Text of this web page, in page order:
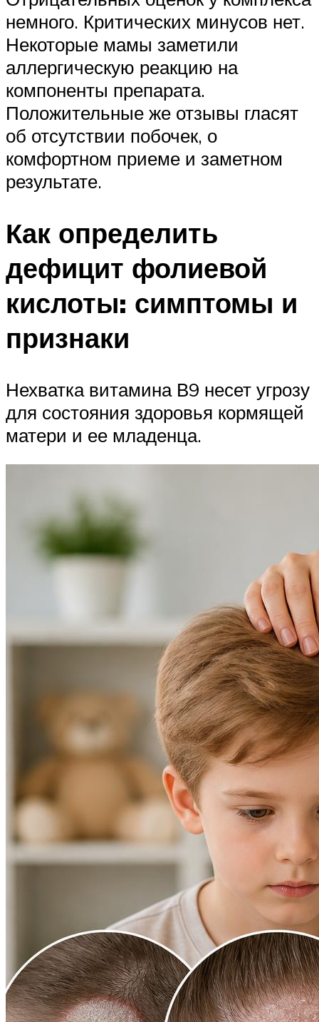
немного. Критических минусов нет.
Некоторые мамы заметили
аллергическую реакцию на
компоненты препарата.
Положительные же отзывы гласят
об отсутствии побочек, о
комфортном приеме и заметном
результате.
Как определить
дефицит фолиевой
кислоты: симптомы и
признаки
Нехватка витамина В9 несет угрозу
для состояния здоровья кормящей
матери и ее младенца.